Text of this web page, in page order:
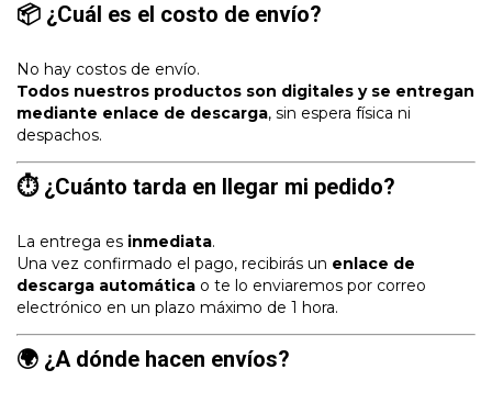
📦 ¿Cuál es el costo de envío?
No hay costos de envío.
Todos nuestros productos son digitales y se entregan
mediante enlace de descarga, sin espera física ni
despachos.
⏱ ¿Cuánto tarda en llegar mi pedido?
La entrega es inmediata.
Una vez confirmado el pago, recibirás un enlace de
descarga automática o te lo enviaremos por correo
electrónico en un plazo máximo de 1 hora.
🌍 ¿A dónde hacen envíos?